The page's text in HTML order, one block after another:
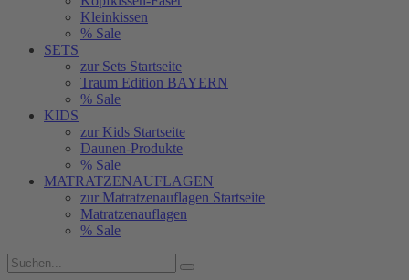
Kleinkissen
% Sale
SETS
zur Sets Startseite
Traum Edition BAYERN
% Sale
KIDS
zur Kids Startseite
Daunen-Produkte
% Sale
MATRATZENAUFLAGEN
zur Matratzenauflagen Startseite
Matratzenauflagen
% Sale